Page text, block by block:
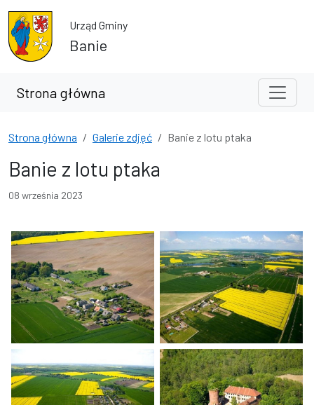
Przejdź do treści
Przejdź do wyszukiwarki
Urząd Gminy
Banie
Strona główna
Strona główna Galerie zdjęć Banie z lotu ptaka
Banie z lotu ptaka
08 września 2023
Banie z lotu ptaka